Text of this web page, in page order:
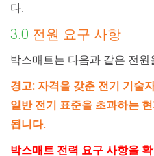
다.
3.0 전원 요구 사항
박스매트는 다음과 같은 전
경고: 자격을 갖춘 전기 기술
일반 전기 표준을 초과하는
됩니다.
박스매트 전력 요구 사항을